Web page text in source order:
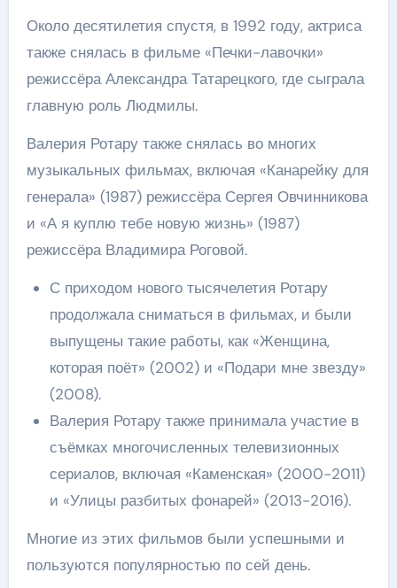
Около десятилетия спустя, в 1992 году, актриса
также снялась в фильме «Печки-лавочки»
режиссёра Александра Татарецкого, где сыграла
главную роль Людмилы.
Валерия Ротару также снялась во многих
музыкальных фильмах, включая «Канарейку для
генерала» (1987) режиссёра Сергея Овчинникова
и «А я куплю тебе новую жизнь» (1987)
режиссёра Владимира Роговой.
С приходом нового тысячелетия Ротару
продолжала сниматься в фильмах, и были
выпущены такие работы, как «Женщина,
которая поёт» (2002) и «Подари мне звезду»
(2008).
Валерия Ротару также принимала участие в
съёмках многочисленных телевизионных
сериалов, включая «Каменская» (2000-2011)
и «Улицы разбитых фонарей» (2013-2016).
Многие из этих фильмов были успешными и
пользуются популярностью по сей день.